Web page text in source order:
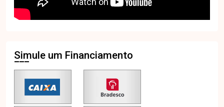
Simule um Financiamento